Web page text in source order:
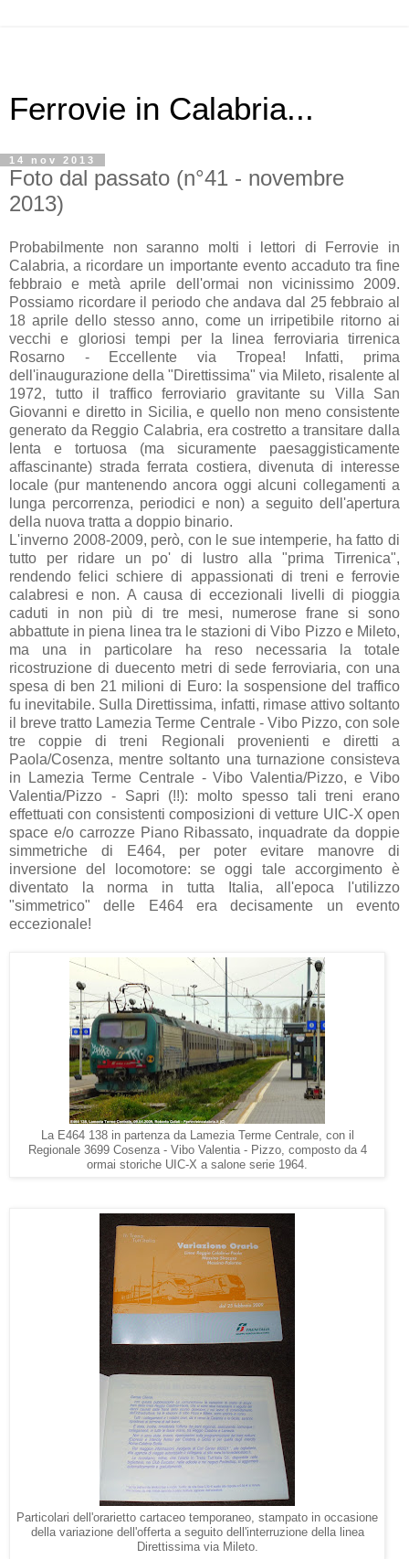
Ferrovie in Calabria...
14 nov 2013
Foto dal passato (n°41 - novembre
2013)
Probabilmente non saranno molti i lettori di Ferrovie in
Calabria, a ricordare un importante evento accaduto tra fine
febbraio e metà aprile dell'ormai non vicinissimo 2009.
Possiamo ricordare il periodo che andava dal 25 febbraio al
18 aprile dello stesso anno, come un irripetibile ritorno ai
vecchi e gloriosi tempi per la linea ferroviaria tirrenica
Rosarno - Eccellente via Tropea! Infatti, prima
dell'inaugurazione della "Direttissima" via Mileto, risalente al
1972, tutto il traffico ferroviario gravitante su Villa San
Giovanni e diretto in Sicilia, e quello non meno consistente
generato da Reggio Calabria, era costretto a transitare dalla
lenta e tortuosa (ma sicuramente paesaggisticamente
affascinante) strada ferrata costiera, divenuta di interesse
locale (pur mantenendo ancora oggi alcuni collegamenti a
lunga percorrenza, periodici e non) a seguito dell'apertura
della nuova tratta a doppio binario.
L'inverno 2008-2009, però, con le sue intemperie, ha fatto di
tutto per ridare un po' di lustro alla "prima Tirrenica",
rendendo felici schiere di appassionati di treni e ferrovie
calabresi e non. A causa di eccezionali livelli di pioggia
caduti in non più di tre mesi, numerose frane si sono
abbattute in piena linea tra le stazioni di Vibo Pizzo e Mileto,
ma una in particolare ha reso necessaria la totale
ricostruzione di duecento metri di sede ferroviaria, con una
spesa di ben 21 milioni di Euro: la sospensione del traffico
fu inevitabile. Sulla Direttissima, infatti, rimase attivo soltanto
il breve tratto Lamezia Terme Centrale - Vibo Pizzo, con sole
tre coppie di treni Regionali provenienti e diretti a
Paola/Cosenza, mentre soltanto una turnazione consisteva
in Lamezia Terme Centrale - Vibo Valentia/Pizzo, e Vibo
Valentia/Pizzo - Sapri (!!): molto spesso tali treni erano
effettuati con consistenti composizioni di vetture UIC-X open
space e/o carrozze Piano Ribassato, inquadrate da doppie
simmetriche di E464, per poter evitare manovre di
inversione del locomotore: se oggi tale accorgimento è
diventato la norma in tutta Italia, all'epoca l'utilizzo
"simmetrico" delle E464 era decisamente un evento
eccezionale!
La E464 138 in partenza da Lamezia Terme Centrale, con il
Regionale 3699 Cosenza - Vibo Valentia - Pizzo, composto da 4
ormai storiche UIC-X a salone serie 1964.
Particolari dell'orarietto cartaceo temporaneo, stampato in occasione
della variazione dell'offerta a seguito dell'interruzione della linea
Direttissima via Mileto.